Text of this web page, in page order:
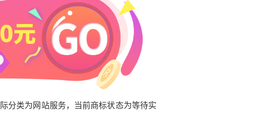
分类为网站服务，当前商标状态为等待实